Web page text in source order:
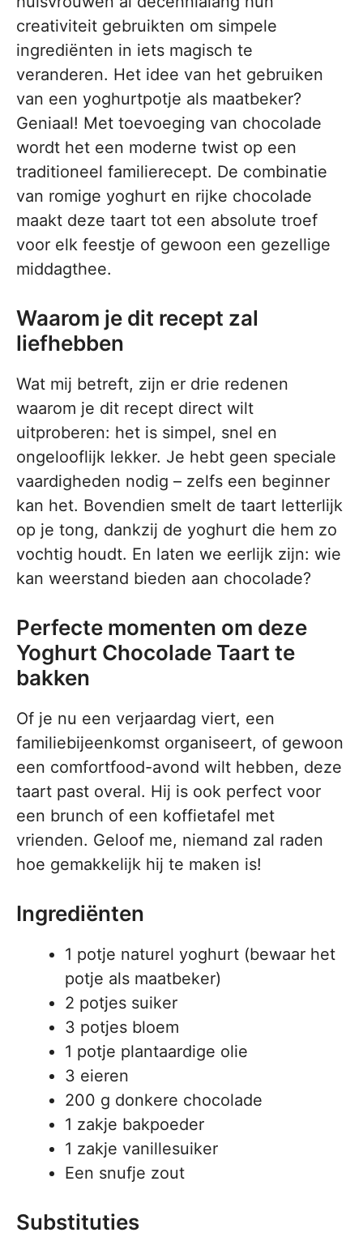
creativiteit gebruikten om simpele
ingrediënten in iets magisch te
veranderen. Het idee van het gebruiken
van een yoghurtpotje als maatbeker?
Geniaal! Met toevoeging van chocolade
wordt het een moderne twist op een
traditioneel familierecept. De combinatie
van romige yoghurt en rijke chocolade
maakt deze taart tot een absolute troef
voor elk feestje of gewoon een gezellige
middagthee.
Waarom je dit recept zal
liefhebben
Wat mij betreft, zijn er drie redenen
waarom je dit recept direct wilt
uitproberen: het is simpel, snel en
ongelooflijk lekker. Je hebt geen speciale
vaardigheden nodig – zelfs een beginner
kan het. Bovendien smelt de taart letterlijk
op je tong, dankzij de yoghurt die hem zo
vochtig houdt. En laten we eerlijk zijn: wie
kan weerstand bieden aan chocolade?
Perfecte momenten om deze
Yoghurt Chocolade Taart te
bakken
Of je nu een verjaardag viert, een
familiebijeenkomst organiseert, of gewoon
een comfortfood-avond wilt hebben, deze
taart past overal. Hij is ook perfect voor
een brunch of een koffietafel met
vrienden. Geloof me, niemand zal raden
hoe gemakkelijk hij te maken is!
Ingrediënten
1 potje naturel yoghurt (bewaar het
potje als maatbeker)
2 potjes suiker
3 potjes bloem
1 potje plantaardige olie
3 eieren
200 g donkere chocolade
1 zakje bakpoeder
1 zakje vanillesuiker
Een snufje zout
Substituties